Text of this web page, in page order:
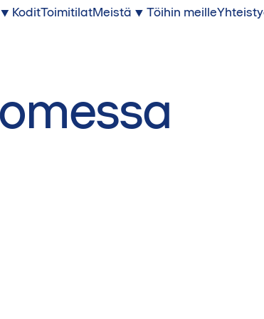
KoditToimitilatMeistä Töihin meille